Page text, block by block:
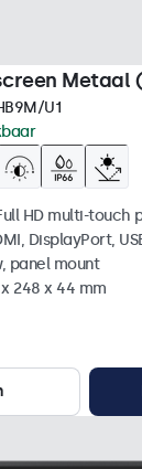
Metaal
U1
HD multi-touch
DisplayPort,
panel mount
248 x 44 mm